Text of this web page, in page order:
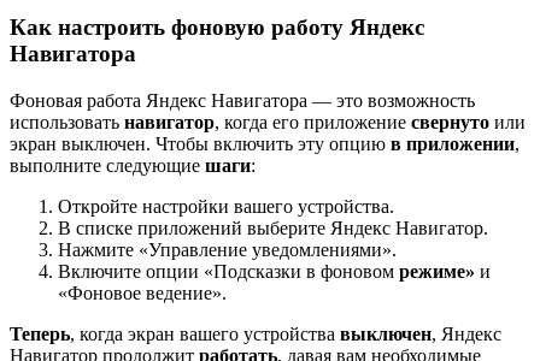
Как настроить фоновую работу Яндекс
Навигатора
Фоновая работа Яндекс Навигатора — это возможность
использовать навигатор, когда его приложение свернуто или
экран выключен. Чтобы включить эту опцию в приложении,
выполните следующие шаги:
Откройте настройки вашего устройства.
В списке приложений выберите Яндекс Навигатор.
Нажмите «Управление уведомлениями».
Включите опции «Подсказки в фоновом режиме» и
«Фоновое ведение».
Теперь, когда экран вашего устройства выключен, Яндекс
Навигатор продолжит работать, давая вам необходимые